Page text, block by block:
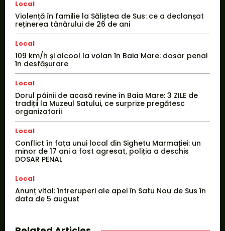
Local
Violență în familie la Săliștea de Sus: ce a declanșat
reținerea tânărului de 26 de ani
Local
109 km/h și alcool la volan în Baia Mare: dosar penal
în desfășurare
Local
Dorul pâinii de acasă revine în Baia Mare: 3 ZILE de
tradiții la Muzeul Satului, ce surprize pregătesc
organizatorii
Local
Conflict în fața unui local din Sighetu Marmației: un
minor de 17 ani a fost agresat, poliția a deschis
DOSAR PENAL
Local
Anunț vital: întreruperi ale apei în Satu Nou de Sus în
data de 5 august